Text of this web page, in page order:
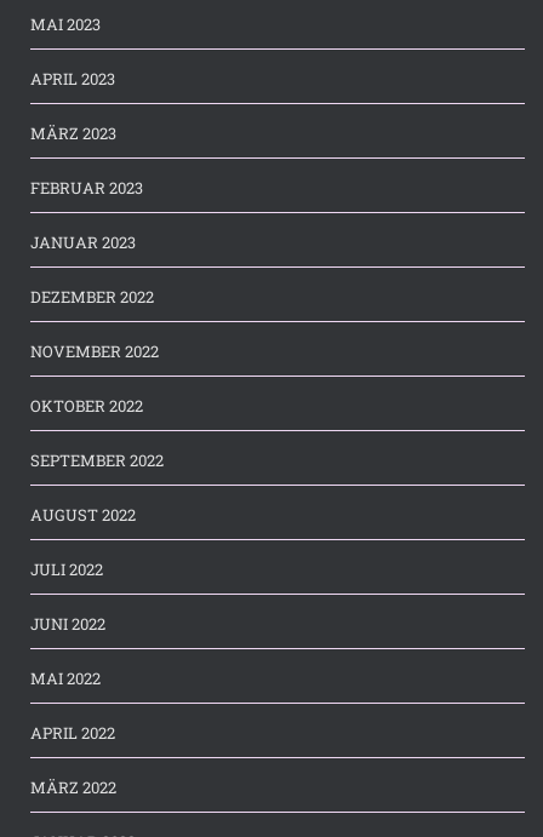
MAI 2023
APRIL 2023
MÄRZ 2023
FEBRUAR 2023
JANUAR 2023
DEZEMBER 2022
NOVEMBER 2022
OKTOBER 2022
SEPTEMBER 2022
AUGUST 2022
JULI 2022
JUNI 2022
MAI 2022
APRIL 2022
MÄRZ 2022